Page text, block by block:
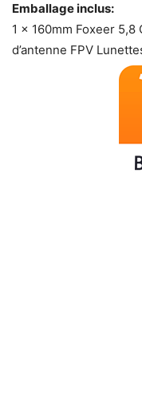
Emballage inclus:
1 x 160mm Foxeer 5,8
d’antenne FPV